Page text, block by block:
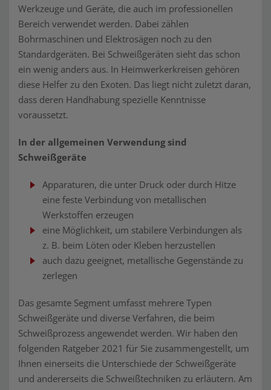
Werkzeuge und Geräte, die auch im professionellen
Bereich verwendet werden. Dabei zählen
Bohrmaschinen und Elektrosägen noch zu den
Standardgeräten. Bei Schweißgeräten sieht das schon
ein wenig anders aus. In Heimwerkerkreisen gehören
diese Helfer zu den Exoten. Das liegt nicht zuletzt daran,
dass deren Handhabung spezielle Kenntnisse
voraussetzt.
In der allgemeinen Verwendung sind
Schweißgeräte
Apparaturen, die unter Druck oder durch Hitze
eine feste Verbindung von metallischen
Werkstoffen erzeugen
eine Möglichkeit, um stabilere Verbindungen als
z. B. beim Löten oder Kleben herzustellen
auch dazu geeignet, metallische Gegenstände zu
zerlegen
Das gesamte Segment umfasst mehrere Typen
Schweißgeräte und diverse Verfahren, die beim
Schweißprozess angewendet werden. Wir haben den
folgenden Ratgeber 2021 für Sie zusammengestellt, um
Ihnen einerseits die Unterschiede der Schweißgeräte
und andererseits die Schweißtechniken zu erläutern. Am